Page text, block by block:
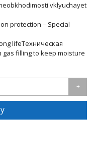
vklyuchayet
protection – Special
lifeТехническая
filling to keep moisture
+